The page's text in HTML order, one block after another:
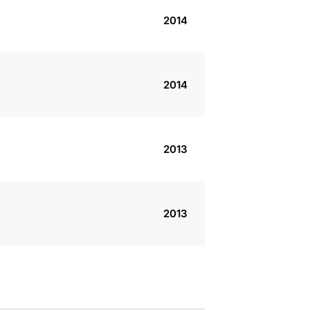
2014
2014
2013
2013